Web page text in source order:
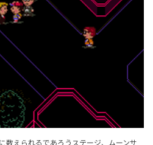
数えられるであろうステージ、ムーンサ